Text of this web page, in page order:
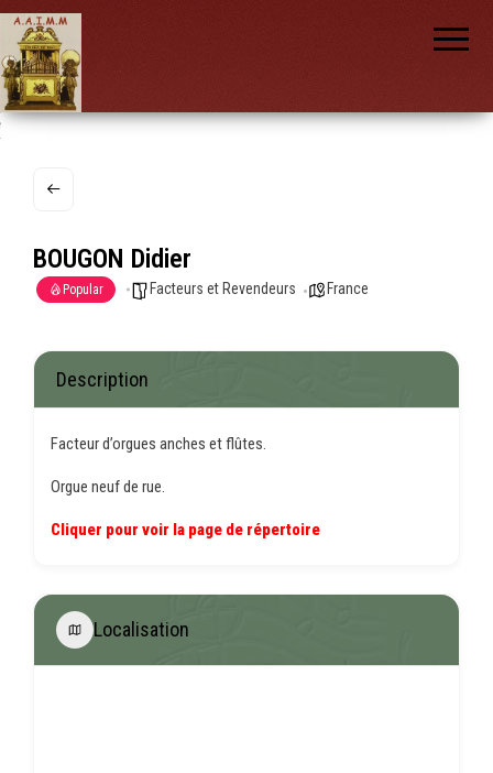
Musique
BOUGON Didier
Popular Facteurs et Revendeurs France
Description
Facteur d’orgues anches et flûtes.
Orgue neuf de rue.
Cliquer pour voir la page de répertoire
Localisation